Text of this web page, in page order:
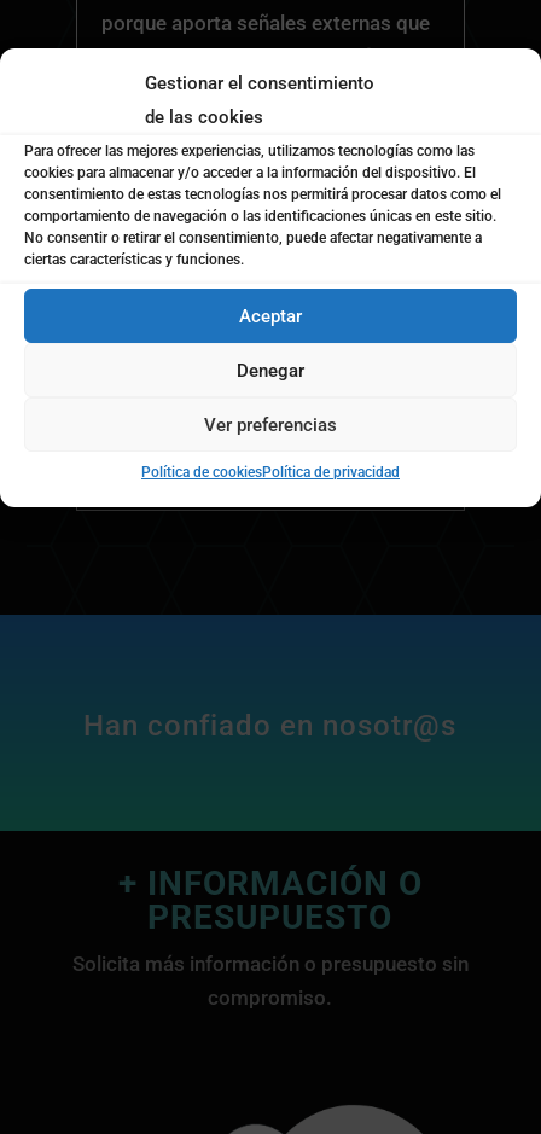
Gestionar el consentimiento
de las cookies
Para ofrecer las mejores experiencias, utilizamos tecnologías como las
cookies para almacenar y/o acceder a la información del dispositivo. El
consentimiento de estas tecnologías nos permitirá procesar datos como el
comportamiento de navegación o las identificaciones únicas en este sitio.
No consentir o retirar el consentimiento, puede afectar negativamente a
ciertas características y funciones.
Aceptar
Denegar
Ver preferencias
Política de cookiesPolítica de privacidad
porque aporta señales externas que
complementan la optimización de la
web.
L ¿Por dónde conviene
empezar?
con un diagnóstico de presencia
digital para detectar qué información
existe sobre la marca, qué fuentes la
mencionan y qué oportunidades hay
Han confiado en nosotr@s
+ INFORMACIÓN O
PRESUPUESTO
Solicita más información o presupuesto sin
compromiso.